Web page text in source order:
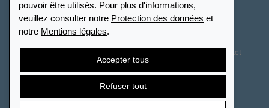
pouvoir être utilisés. Pour plus d'informations,
veuillez consulter notre Protection des données et
notre Mentions légales.
Accepter tous
Refuser tout
Suisse - Français
Paramètres des cookies
Contact
Droit de rétractation Résilier le contrat